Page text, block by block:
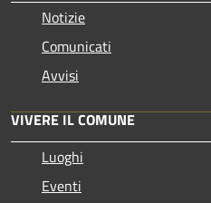
Notizie
Comunicati
Avvisi
VIVERE IL COMUNE
Luoghi
Eventi